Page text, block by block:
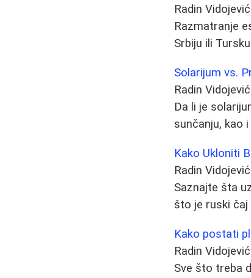
Radin Vidojević
Razmatranje
Srbiju ili
Solarijum vs.
Radin Vidojević
Da li je
sunčanju, kao
Kako Ukloniti
Radin Vidojević
Saznajte šta
što je ruski
Kako postati
Radin Vidojević
Sve što treba